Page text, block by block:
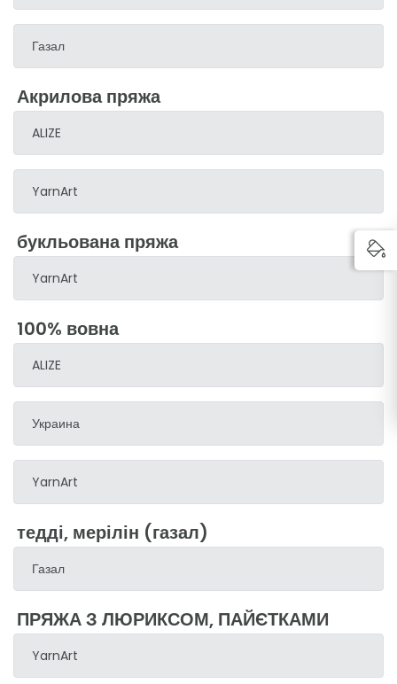
Газал
Акрилова пряжа
ALIZE
YarnArt
букльована пряжа
YarnArt
100% вовна
ALIZE
Украина
YarnArt
тедді, мерілін (газал)
Газал
ПРЯЖА З ЛЮРИКСОМ, ПАЙЄТКАМИ
YarnArt